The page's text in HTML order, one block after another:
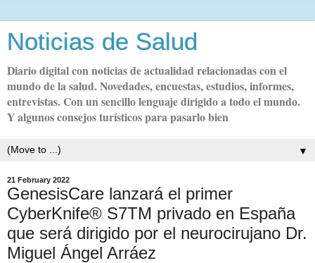
Noticias de Salud
Diario digital con noticias de actualidad relacionadas con el
mundo de la salud. Novedades, encuestas, estudios, informes,
entrevistas. Con un sencillo lenguaje dirigido a todo el mundo.
Y algunos consejos turísticos para pasarlo bien
▼
21 February 2022
GenesisCare lanzará el primer
CyberKnife® S7TM privado en España
que será dirigido por el neurocirujano Dr.
Miguel Ángel Arráez